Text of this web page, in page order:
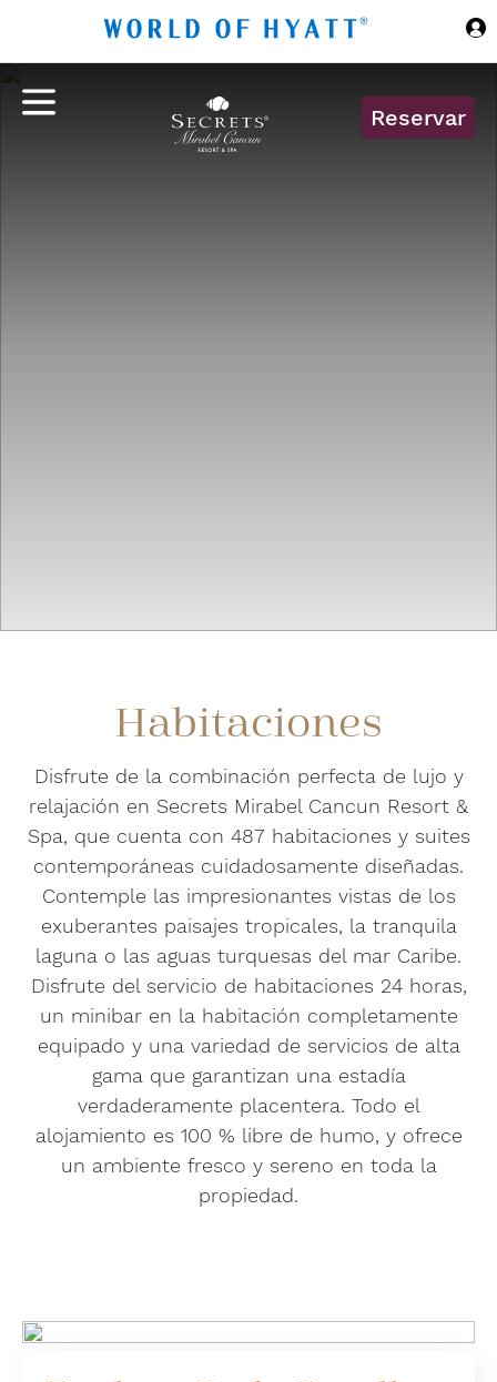
Reservar
Habitaciones
Disfrute de la combinación perfecta de lujo y
relajación en Secrets Mirabel Cancun Resort &
Spa, que cuenta con 487 habitaciones y suites
contemporáneas cuidadosamente diseñadas.
Contemple las impresionantes vistas de los
exuberantes paisajes tropicales, la tranquila
laguna o las aguas turquesas del mar Caribe.
Disfrute del servicio de habitaciones 24 horas,
un minibar en la habitación completamente
equipado y una variedad de servicios de alta
gama que garantizan una estadía
verdaderamente placentera. Todo el
alojamiento es 100 % libre de humo, y ofrece
un ambiente fresco y sereno en toda la
propiedad.